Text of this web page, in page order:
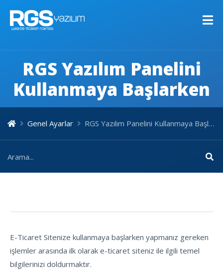
RGS Yazılım Panelini
Kullanmaya Başlarken
Genel Ayarlar RGS Yazılım Panelini Kullanmaya Başlarken
E-Ticaret Sitenize kullanmaya başlarken yapmanız gereken
işlemler arasında ilk olarak e-ticaret siteniz ile ilgili temel
bilgilerinizi doldurmaktır.